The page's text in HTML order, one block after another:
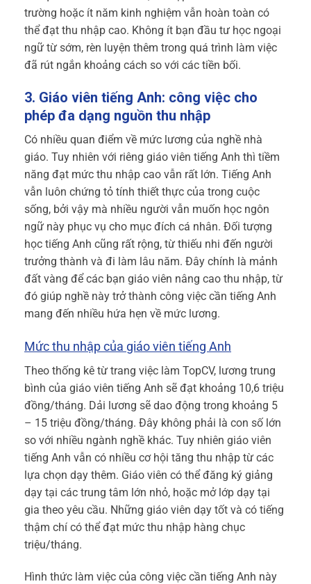
trường hoặc ít năm kinh nghiệm vẫn hoàn toàn có
thể đạt thu nhập cao. Không ít bạn đầu tư học ngoại
ngữ từ sớm, rèn luyện thêm trong quá trình làm việc
đã rút ngắn khoảng cách so với các tiền bối.
3. Giáo viên tiếng Anh: công việc cho
phép đa dạng nguồn thu nhập
Có nhiều quan điểm về mức lương của nghề nhà
giáo. Tuy nhiên với riêng giáo viên tiếng Anh thì tiềm
năng đạt mức thu nhập cao vẫn rất lớn. Tiếng Anh
vẫn luôn chứng tỏ tính thiết thực của trong cuộc
sống, bởi vậy mà nhiều người vẫn muốn học ngôn
ngữ này phục vụ cho mục đích cá nhân. Đối tượng
học tiếng Anh cũng rất rộng, từ thiếu nhi đến người
trưởng thành và đi làm lâu năm. Đây chính là mảnh
đất vàng để các bạn giáo viên nâng cao thu nhập, từ
đó giúp nghề này trở thành công việc cần tiếng Anh
mang đến nhiều hứa hẹn về mức lương.
Mức thu nhập của giáo viên tiếng Anh
Theo thống kê từ trang việc làm TopCV, lương trung
bình của giáo viên tiếng Anh sẽ đạt khoảng 10,6 triệu
đồng/tháng. Dải lương sẽ dao động trong khoảng 5
– 15 triệu đồng/tháng. Đây không phải là con số lớn
so với nhiều ngành nghề khác. Tuy nhiên giáo viên
tiếng Anh vẫn có nhiều cơ hội tăng thu nhập từ các
lựa chọn dạy thêm. Giáo viên có thể đăng ký giảng
dạy tại các trung tâm lớn nhỏ, hoặc mở lớp dạy tại
gia theo yêu cầu. Những giáo viên dạy tốt và có tiếng
thậm chí có thể đạt mức thu nhập hàng chục
triệu/tháng.
Hình thức làm việc của công việc cần tiếng Anh này